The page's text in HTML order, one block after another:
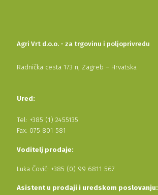
Agri Vrt d.o.o. - za trgovinu i poljoprivredu
Radnička cesta 173 n, Zagreb – Hrvatska
Ured:
Tel: +385 (1) 2455135
Fax: 075 801 581
Voditelj prodaje:
Luka Čović: +385 (0) 99 6811 567
Asistent u prodaji i uredskom poslovanju: